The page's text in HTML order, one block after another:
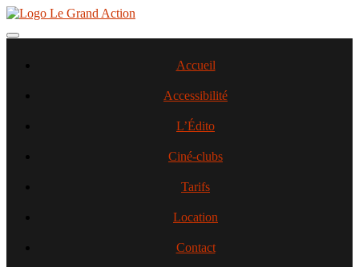
Aller
contenu
Toggle navigation
Accueil
Accessibilité
L’Édito
Ciné-clubs
Tarifs
Location
Contact